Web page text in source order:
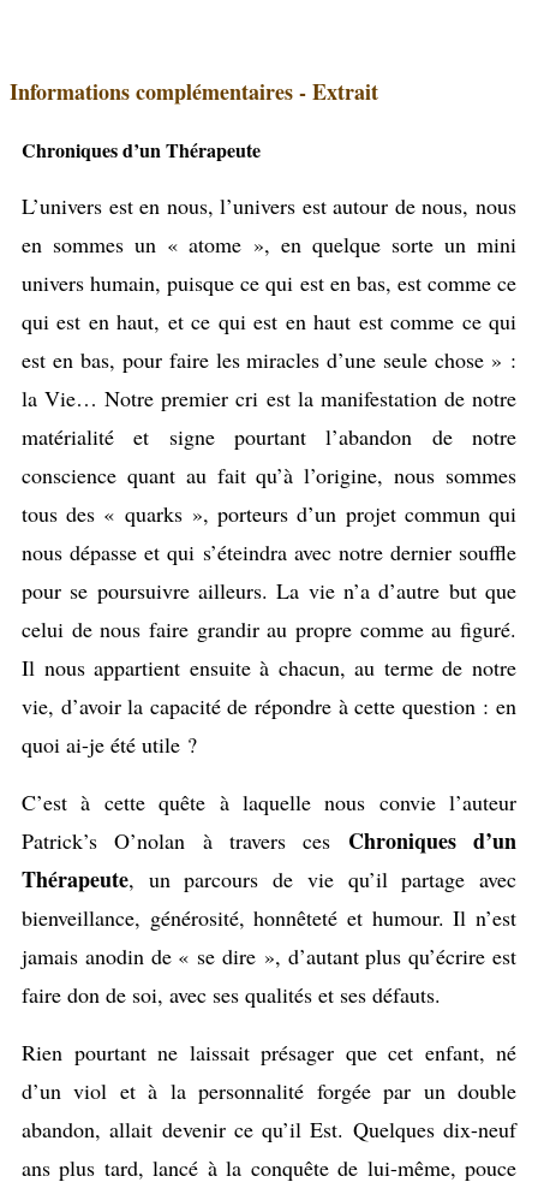
Informations complémentaires - Extrait
Chroniques d’un Thérapeute
L’univers est en nous, l’univers est autour de nous, nous
en sommes un « atome », en quelque sorte un mini
univers humain, puisque ce qui est en bas, est comme ce
qui est en haut, et ce qui est en haut est comme ce qui
est en bas, pour faire les miracles d’une seule chose » :
la Vie… Notre premier cri est la manifestation de notre
matérialité et signe pourtant l’abandon de notre
conscience quant au fait qu’à l’origine, nous sommes
tous des « quarks », porteurs d’un projet commun qui
nous dépasse et qui s’éteindra avec notre dernier souffle
pour se poursuivre ailleurs. La vie n’a d’autre but que
celui de nous faire grandir au propre comme au figuré.
Il nous appartient ensuite à chacun, au terme de notre
vie, d’avoir la capacité de répondre à cette question : en
quoi ai-je été utile ?
C’est à cette quête à laquelle nous convie l’auteur
Patrick’s O’nolan à travers ces Chroniques d’un
Thérapeute, un parcours de vie qu’il partage avec
bienveillance, générosité, honnêteté et humour. Il n’est
jamais anodin de « se dire », d’autant plus qu’écrire est
faire don de soi, avec ses qualités et ses défauts.
Rien pourtant ne laissait présager que cet enfant, né
d’un viol et à la personnalité forgée par un double
abandon, allait devenir ce qu’il Est. Quelques dix-neuf
ans plus tard, lancé à la conquête de lui-même, pouce